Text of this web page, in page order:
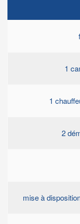
1
1
2
mise à